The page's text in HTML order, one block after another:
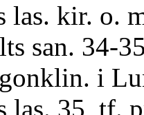
las. kir. o.
san. 34-
i
las. 35, tf.